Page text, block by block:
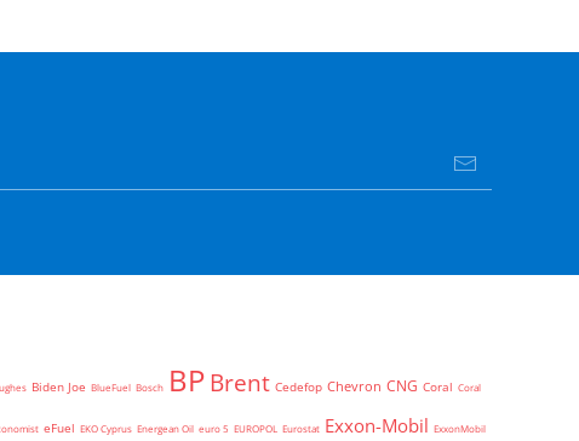
Biden Joe BlueFuel Bosch BPBrent Cedefop Chevron CNG Coral Coral
eFuel EKO Cyprus Energean Oil euro 5 EUROPOL Eurostat Exxon-Mobil ExxonMobil